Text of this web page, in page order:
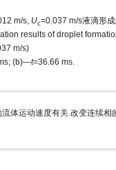
m/s, Uc=0.037 m/s液滴形
results of droplet
m/s)
(b)—t=36.66 ms.
体运动速度有关.改变连续相